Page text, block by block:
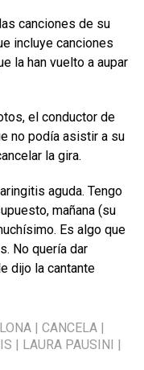
canciones de su
incluye canciones
la han vuelto a aupar
el conductor de
no podía asistir a su
la gira.
aguda. Tengo
mañana (su
Es algo que
No quería dar
dijo la cantante
| CANCELA |
| LAURA PAUSINI |